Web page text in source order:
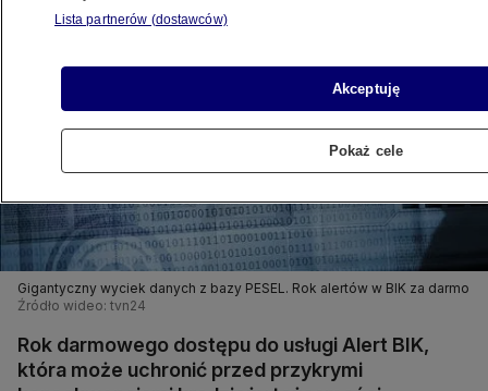
Gigantyczny wyciek danych z bazy PESEL. Rok alertów w BIK za darmo
Źródło wideo: tvn24
Rok darmowego dostępu do usługi Alert BIK,
która może uchronić przed przykrymi
Lista partnerów (dostawców)
Akceptuję
Pokaż cele